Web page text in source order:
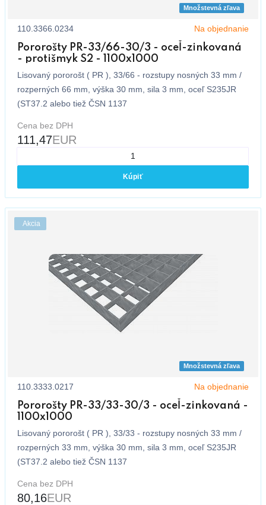
Množstevná zľava
110.3366.0234 Na objednanie
Pororošty PR-33/66-30/3 - oceľ-zinkovaná
- protišmyk S2 - 1100x1000
Lisovaný pororošt ( PR ), 33/66 - rozstupy nosných 33 mm /
rozperných 66 mm, výška 30 mm, sila 3 mm, oceľ S235JR
(ST37.2 alebo tiež ČSN 1137
Cena bez DPH
111,47EUR
Kúpiť
Akcia
Množstevná zľava
110.3333.0217 Na objednanie
Pororošty PR-33/33-30/3 - oceľ-zinkovaná -
1100x1000
Lisovaný pororošt ( PR ), 33/33 - rozstupy nosných 33 mm /
rozperných 33 mm, výška 30 mm, sila 3 mm, oceľ S235JR
(ST37.2 alebo tiež ČSN 1137
Cena bez DPH
80,16EUR